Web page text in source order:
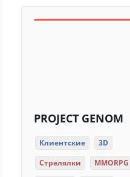
PROJECT GENOM
Клиентские
3D
Стрелялки
MMORPG